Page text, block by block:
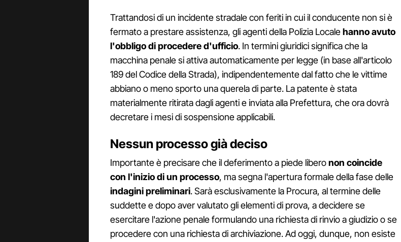
Trattandosi di un incidente stradale con feriti in cui il conducente non si è
fermato a prestare assistenza, gli agenti della Polizia Localehanno avuto
l'obbligo di procedere d'ufficio. In termini giuridici significa che la
macchina penale si attiva automaticamente per legge (in base all'articolo
189 del Codice della Strada), indipendentemente dal fatto che le vittime
abbiano o meno sporto una querela di parte. La patente è stata
materialmente ritirata dagli agenti e inviata alla Prefettura, che ora dovrà
decretare i mesi di sospensione applicabili.
Nessun processo già deciso
Importante è precisare che il deferimento a piede liberonon coincide
con l'inizio di un processo, ma segna l'apertura formale della fase delle
indagini preliminari. Sarà esclusivamente la Procura, al termine delle
suddette e dopo aver valutato gli elementi di prova, a decidere se
esercitare l'azione penale formulando una richiesta di rinvio a giudizio o se
procedere con una richiesta di archiviazione. Ad oggi, dunque, non esiste